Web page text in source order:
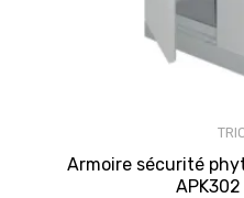
Armoire sécurité
APK302